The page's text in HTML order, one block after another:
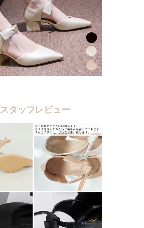
スタッフレビュー